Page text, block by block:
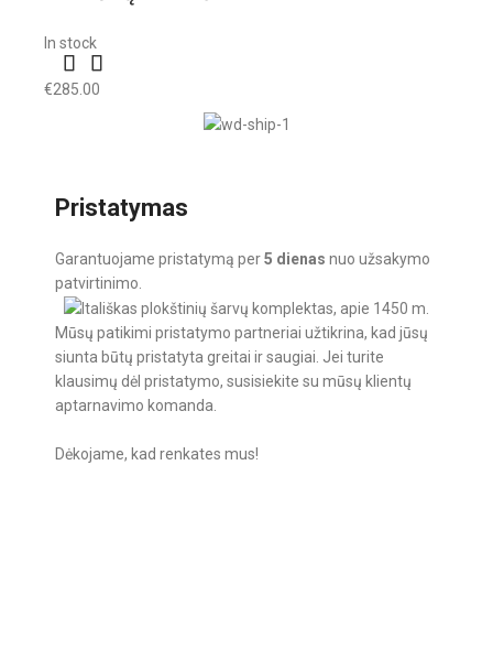
In stock
€285.00
Pristatymas
Garantuojame pristatymą per5 dienas nuo užsakymo
patvirtinimo.
Mūsų patikimi pristatymo partneriai užtikrina, kad jūsų
siunta būtų pristatyta greitai ir saugiai. Jei turite
klausimų dėl pristatymo, susisiekite su mūsų klientų
aptarnavimo komanda.
Dėkojame, kad renkates mus!